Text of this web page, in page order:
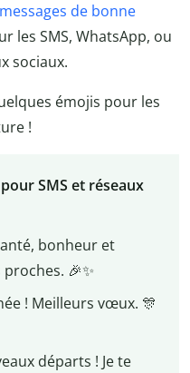
de bonne
les SMS, WhatsApp, ou
sociaux.
émojis pour les
!
SMS et réseaux
bonheur et
🎉✨
! Meilleurs vœux. 🎊
départs ! Je te